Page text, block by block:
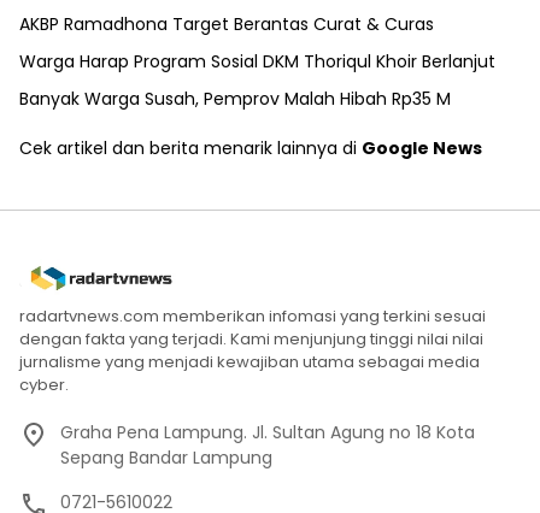
AKBP Ramadhona Target Berantas Curat & Curas
Warga Harap Program Sosial DKM Thoriqul Khoir Berlanjut
Banyak Warga Susah, Pemprov Malah Hibah Rp35 M
Cek artikel dan berita menarik lainnya di Google News
radartvnews.com memberikan infomasi yang terkini sesuai
dengan fakta yang terjadi. Kami menjunjung tinggi nilai nilai
jurnalisme yang menjadi kewajiban utama sebagai media
cyber.
Graha Pena Lampung. Jl. Sultan Agung no 18 Kota
Sepang Bandar Lampung
0721-5610022